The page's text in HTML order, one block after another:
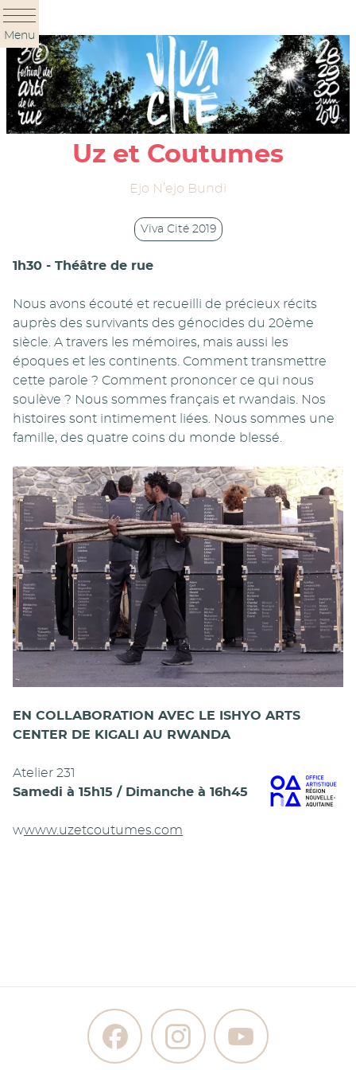
Panneau de gestion des cookies
Menu
Uz et Coutumes
Ejo N’ejo Bundi
Viva Cité 2019
1h30 - Théâtre de rue
Nous avons écouté et recueilli de précieux récits
auprès des survivants des génocides du 20ème
siècle. A travers les mémoires, mais aussi les
époques et les continents. Comment transmettre
cette parole ? Comment prononcer ce qui nous
soulève ? Nous sommes français et rwandais. Nos
histoires sont intimement liées. Nous sommes une
famille, des quatre coins du monde blessé.
EN COLLABORATION AVEC LE ISHYO ARTS
CENTER DE KIGALI AU RWANDA
Atelier 231
Samedi à 15h15 / Dimanche à 16h45
wwww.uzetcoutumes.com